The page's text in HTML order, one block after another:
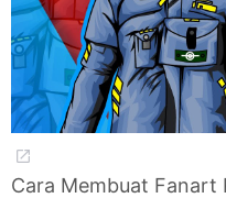
Cara Membuat Fanart